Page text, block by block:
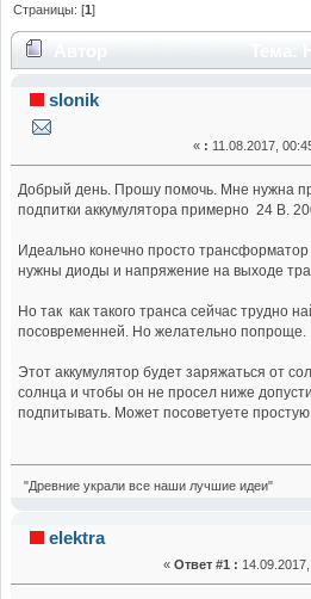
Страницы: [1]
устройства для аккумулятора
27604 раз)
slonik
« : 11.08.2017,
Добрый день. Прошу помочь. Мне нужна
подпитки аккумулятора примерно 24 В.
Идеально конечно просто
нужны диоды и напряжение на выходе
Но так как такого транса сейчас трудно
посовременней. Но желательно попроще.
Этот аккумулятор будет заряжаться от
солнца и чтобы он не просел ниже
подпитывать. Может посоветуете простую
"Древние украли все наши лучшие идеи"
elektra
« Ответ #1 :